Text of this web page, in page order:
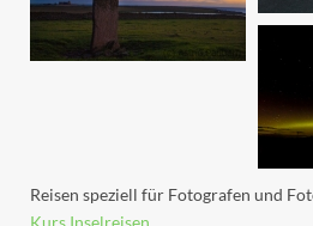
Reisen speziell für Fotografen und
Kurs Inselreisen